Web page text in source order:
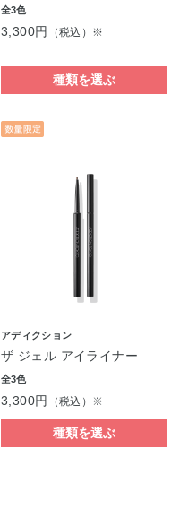
全3色
3,300円 （税込）※
種類を選ぶ
アディクション
ザ ジェル アイライナー
全3色
3,300円 （税込）※
種類を選ぶ